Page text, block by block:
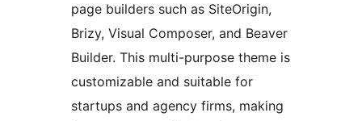
page builders such as SiteOrigin,
Brizy, Visual Composer, and Beaver
Builder. This multi-purpose theme is
customizable and suitable for
startups and agency firms, making